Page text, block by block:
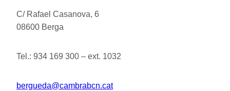
C/ Rafael Casanova, 6
08600 Berga
Tel.: 934 169 300 – ext. 1032
bergueda@cambrabcn.cat